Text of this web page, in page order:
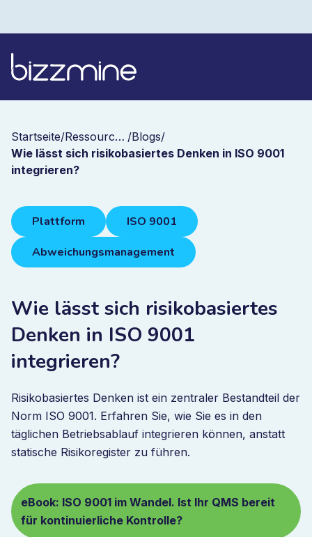
Startseite/ Ressourcen /Blogs/
Wie lässt sich risikobasiertes Denken in ISO 9001
integrieren?
Plattform
ISO 9001
Abweichungsmanagement
Wie lässt sich risikobasiertes
Denken in ISO 9001
integrieren?
Risikobasiertes Denken ist ein zentraler Bestandteil der
Norm ISO 9001. Erfahren Sie, wie Sie es in den
täglichen Betriebsablauf integrieren können, anstatt
statische Risikoregister zu führen.
eBook: ISO 9001 im Wandel. Ist Ihr QMS bereit
für kontinuierliche Kontrolle?